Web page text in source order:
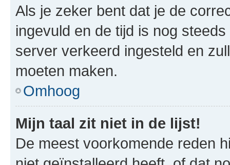
Als je zeker bent dat je de
ingevuld en de tijd is nog
server verkeerd ingesteld en
moeten maken.
Omhoog
Mijn taal zit niet in de lijst!
De meest voorkomende reden